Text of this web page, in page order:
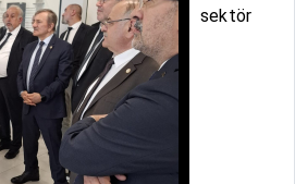
sektör